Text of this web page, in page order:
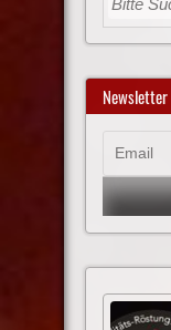
Newsletter